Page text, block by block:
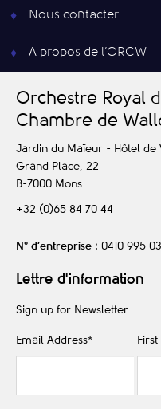
Nous contacter
A propos de l’ORCW
Orchestre Royal
Chambre de W
Jardin du Maïeur - Hôtel de
Grand Place, 22
B-7000 Mons
+32 (0)65 84 70 44
N° d’entreprise : 0410 995
Lettre d'information
Sign up for Newsletter
Email Address*